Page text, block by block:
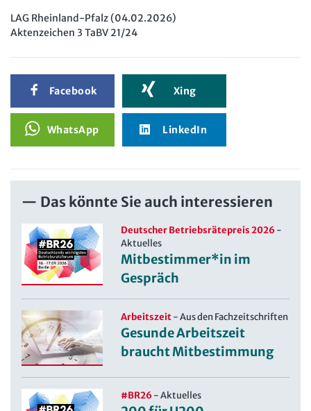
LAG Rheinland-Pfalz (04.02.2026)
Aktenzeichen 3 TaBV 21/24
Facebook Xing
WhatsApp LinkedIn
Das könnte Sie auch interessieren
Deutscher Betriebsrätepreis 2026-
Aktuelles
Mitbestimmer*in im
Gespräch
Arbeitszeit-Aus den Fachzeitschriften
Gesunde Arbeitszeit
braucht Mitbestimmung
#BR26-Aktuelles